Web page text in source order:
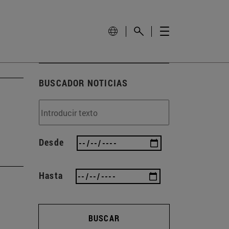
BUSCADOR NOTICIAS
Desde
Hasta
BUSCAR